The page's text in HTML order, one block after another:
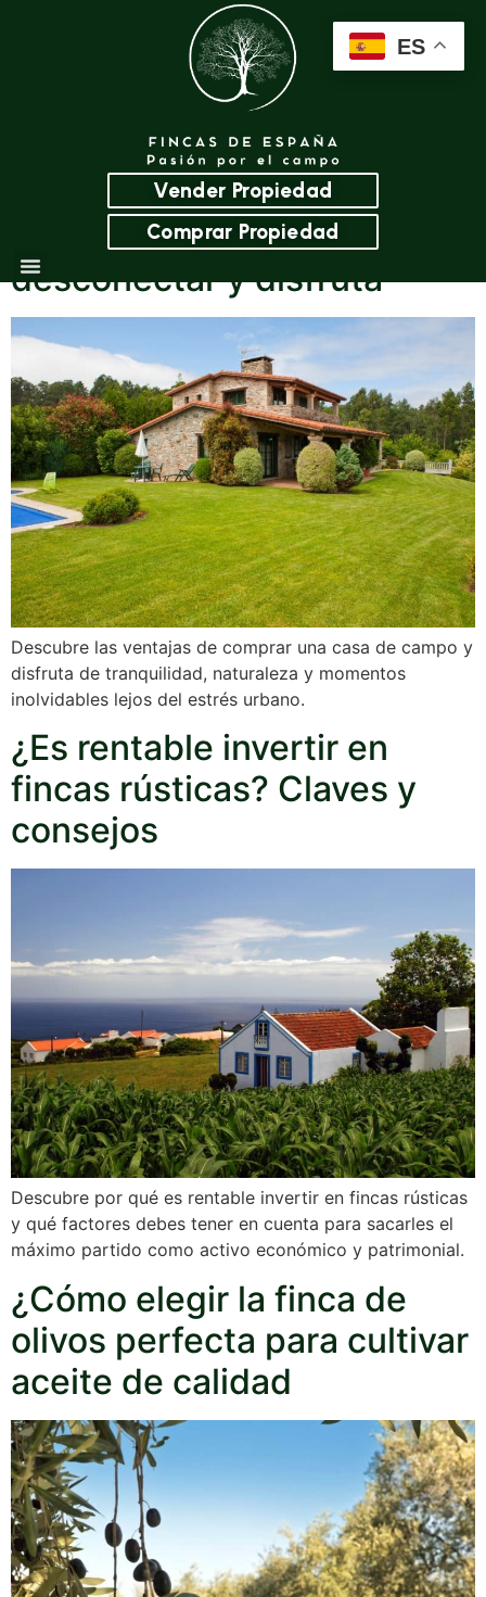
Vender Propiedad
Comprar Propiedad
Categoría:Blog
Ventajas de comprar una
casa de campo para
desconectar y disfruta
Descubre las ventajas de comprar una casa de campo y
disfruta de tranquilidad, naturaleza y momentos
inolvidables lejos del estrés urbano.
¿Es rentable invertir en
fincas rústicas? Claves y
consejos
Descubre por qué es rentable invertir en fincas rústicas
y qué factores debes tener en cuenta para sacarles el
máximo partido como activo económico y patrimonial.
¿Cómo elegir la finca de
olivos perfecta para cultivar
aceite de calidad
ES